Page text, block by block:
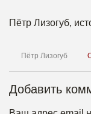
Пётр Лизогуб,
Пётр Лизогуб
Добавить